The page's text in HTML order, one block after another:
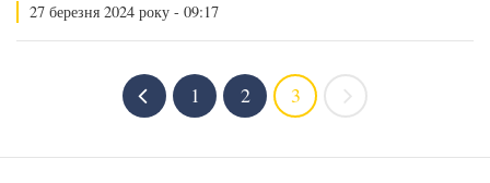
27 березня 2024 року - 09:17
1 2 3